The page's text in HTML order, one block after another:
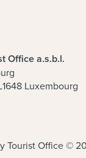
Office a.s.b.l.
Luxembourg
Tourist Office ©